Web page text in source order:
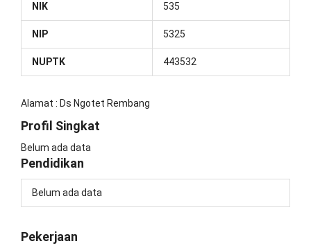
NIK 535
NIP 5325
NUPTK 443532
Alamat : Ds Ngotet Rembang
Profil Singkat
Belum ada data
Pendidikan
Belum ada data
Pekerjaan